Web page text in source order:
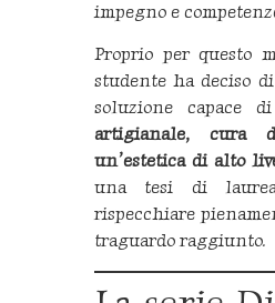
impegno e
Proprio per questo
studente ha deciso
soluzione capace
artigianale, cura
un’estetica di alto
una tesi di
rispecchiare
traguardo raggiunto.